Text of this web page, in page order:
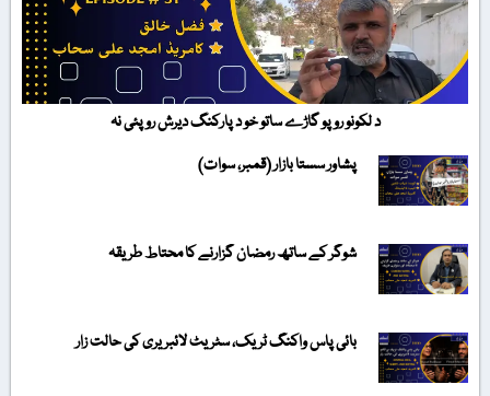
د لکونو روپو گاڑے ساتو خو د پارکنگ دیرش روپئی نہ
پشاور سستا بازار (قمبر، سوات)
شوگر کے ساتھ رمضان گزارنے کا محتاط طریقہ
بائی پاس واکنگ ٹریک، سٹریٹ لائبریری کی حالت زار